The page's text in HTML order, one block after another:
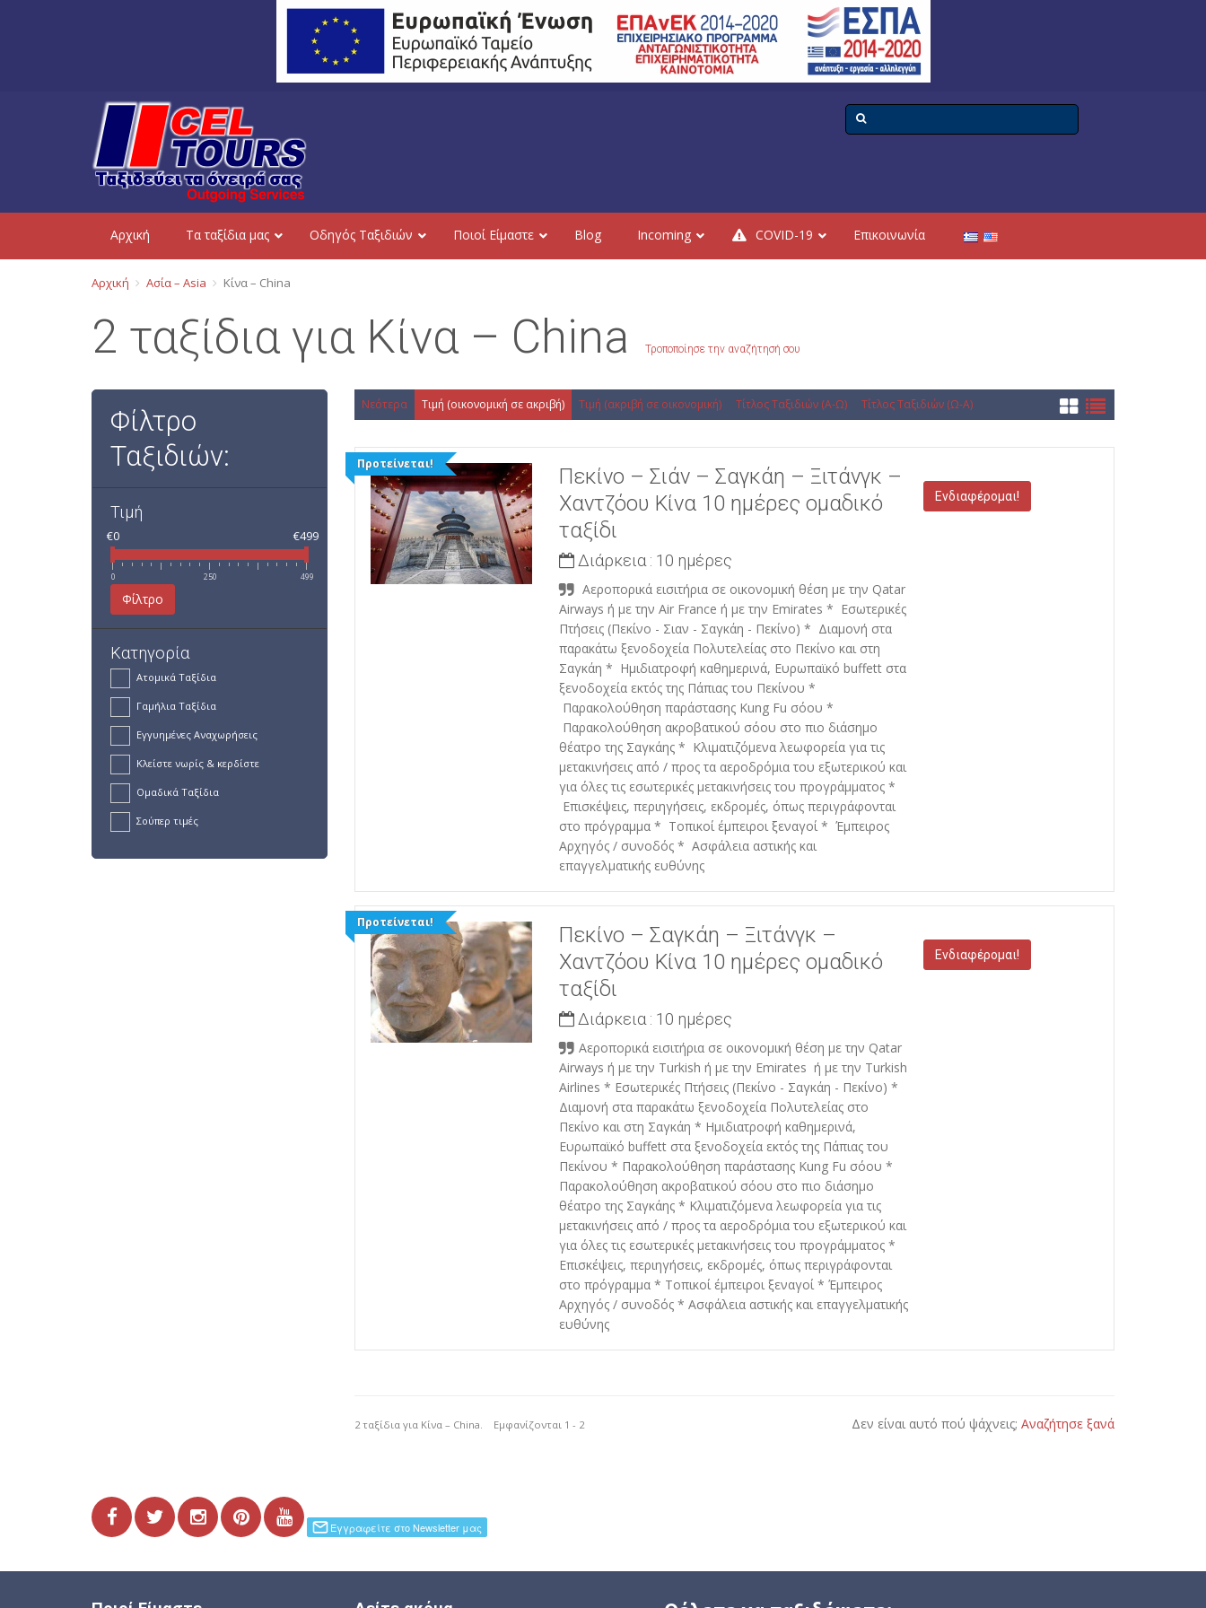
Aρχική Τα ταξίδια μας Οδηγός Ταξιδιών Ποιοί Είμαστε Blog Incoming COVID-19 Επικοινωνία
Αρχική Ασία – Asia Κίνα – China
2 ταξίδια για Κίνα – China Τροποποίησε την αναζήτησή σου
Φίλτρο
Ταξιδιών:
Τιμή
€0 €499
0 250 499
Φίλτρο
Κατηγορία
Ατομικά Ταξίδια
Γαμήλια Ταξίδια
Εγγυημένες Αναχωρήσεις
Κλείστε νωρίς & κερδίστε
Ομαδικά Ταξίδια
Σούπερ τιμές
Νεότερα Τιμή (οικονομική σε ακριβή) Τιμή (ακριβή σε οικονομική) Τίτλος Ταξιδιών (Α-Ω) Τίτλος Ταξιδιών (Ω-Α)
Προτείνεται!
Πεκίνο – Σιάν – Σαγκάη – Ξιτάνγκ –
Χαντζόου Κίνα 10 ημέρες ομαδικό
ταξίδι
Διάρκεια : 10 ημέρες
Αεροπορικά εισιτήρια σε οικονομική θέση με την Qatar
Airways ή με την Air France ή με την Emirates * Εσωτερικές
Πτήσεις (Πεκίνο - Σιαν - Σαγκάη - Πεκίνο) * Διαμονή στα
παρακάτω ξενοδοχεία Πολυτελείας στο Πεκίνο και στη
Σαγκάη * Ημιδιατροφή καθημερινά, Ευρωπαϊκό buffett στα
ξενοδοχεία εκτός της Πάπιας του Πεκίνου *
Παρακολούθηση παράστασης Kung Fu σόου *
Παρακολούθηση ακροβατικού σόου στο πιο διάσημο
θέατρο της Σαγκάης * Κλιματιζόμενα λεωφορεία για τις
μετακινήσεις από / προς τα αεροδρόμια του εξωτερικού και
για όλες τις εσωτερικές μετακινήσεις του προγράμματος *
Επισκέψεις, περιηγήσεις, εκδρομές, όπως περιγράφονται
στο πρόγραμμα * Τοπικοί έμπειροι ξεναγοί * Έμπειρος
Αρχηγός / συνοδός * Ασφάλεια αστικής και
επαγγελματικής ευθύνης
Ενδιαφέρομαι!
Προτείνεται!
Πεκίνο – Σαγκάη – Ξιτάνγκ –
Χαντζόου Κίνα 10 ημέρες ομαδικό
ταξίδι
Διάρκεια : 10 ημέρες
Αεροπορικά εισιτήρια σε οικονομική θέση με την Qatar
Airways ή με την Turkish ή με την Emirates ή με την Turkish
Airlines * Εσωτερικές Πτήσεις (Πεκίνο - Σαγκάη - Πεκίνο) *
Διαμονή στα παρακάτω ξενοδοχεία Πολυτελείας στο
Πεκίνο και στη Σαγκάη * Ημιδιατροφή καθημερινά,
Ευρωπαϊκό buffett στα ξενοδοχεία εκτός της Πάπιας του
Πεκίνου * Παρακολούθηση παράστασης Kung Fu σόου *
Παρακολούθηση ακροβατικού σόου στο πιο διάσημο
θέατρο της Σαγκάης * Κλιματιζόμενα λεωφορεία για τις
μετακινήσεις από / προς τα αεροδρόμια του εξωτερικού και
για όλες τις εσωτερικές μετακινήσεις του προγράμματος *
Επισκέψεις, περιηγήσεις, εκδρομές, όπως περιγράφονται
στο πρόγραμμα * Τοπικοί έμπειροι ξεναγοί * Έμπειρος
Αρχηγός / συνοδός * Ασφάλεια αστικής και επαγγελματικής
ευθύνης
Ενδιαφέρομαι!
2 ταξίδια για Κίνα – China. Εμφανίζονται 1 - 2 Δεν είναι αυτό πού ψάχνεις; Αναζήτησε ξανά